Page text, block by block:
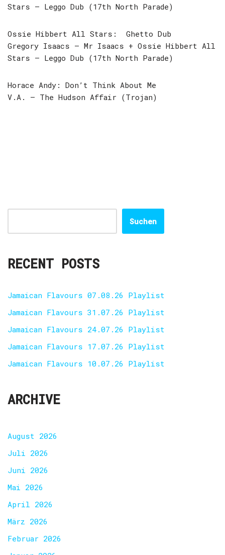
Stars – Leggo Dub (17th North Parade)
Ossie Hibbert All Stars: Ghetto Dub
Gregory Isaacs – Mr Isaacs + Ossie Hibbert All
Stars – Leggo Dub (17th North Parade)
Horace Andy: Don’t Think About Me
V.A. – The Hudson Affair (Trojan)
Suchen
RECENT POSTS
Jamaican Flavours 07.08.26 Playlist
Jamaican Flavours 31.07.26 Playlist
Jamaican Flavours 24.07.26 Playlist
Jamaican Flavours 17.07.26 Playlist
Jamaican Flavours 10.07.26 Playlist
ARCHIVE
August 2026
Juli 2026
Juni 2026
Mai 2026
April 2026
März 2026
Februar 2026